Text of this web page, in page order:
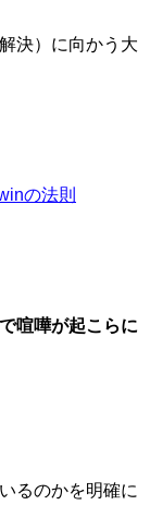
決）に向かう大
の法則
喧嘩が起こらに
るのかを明確に